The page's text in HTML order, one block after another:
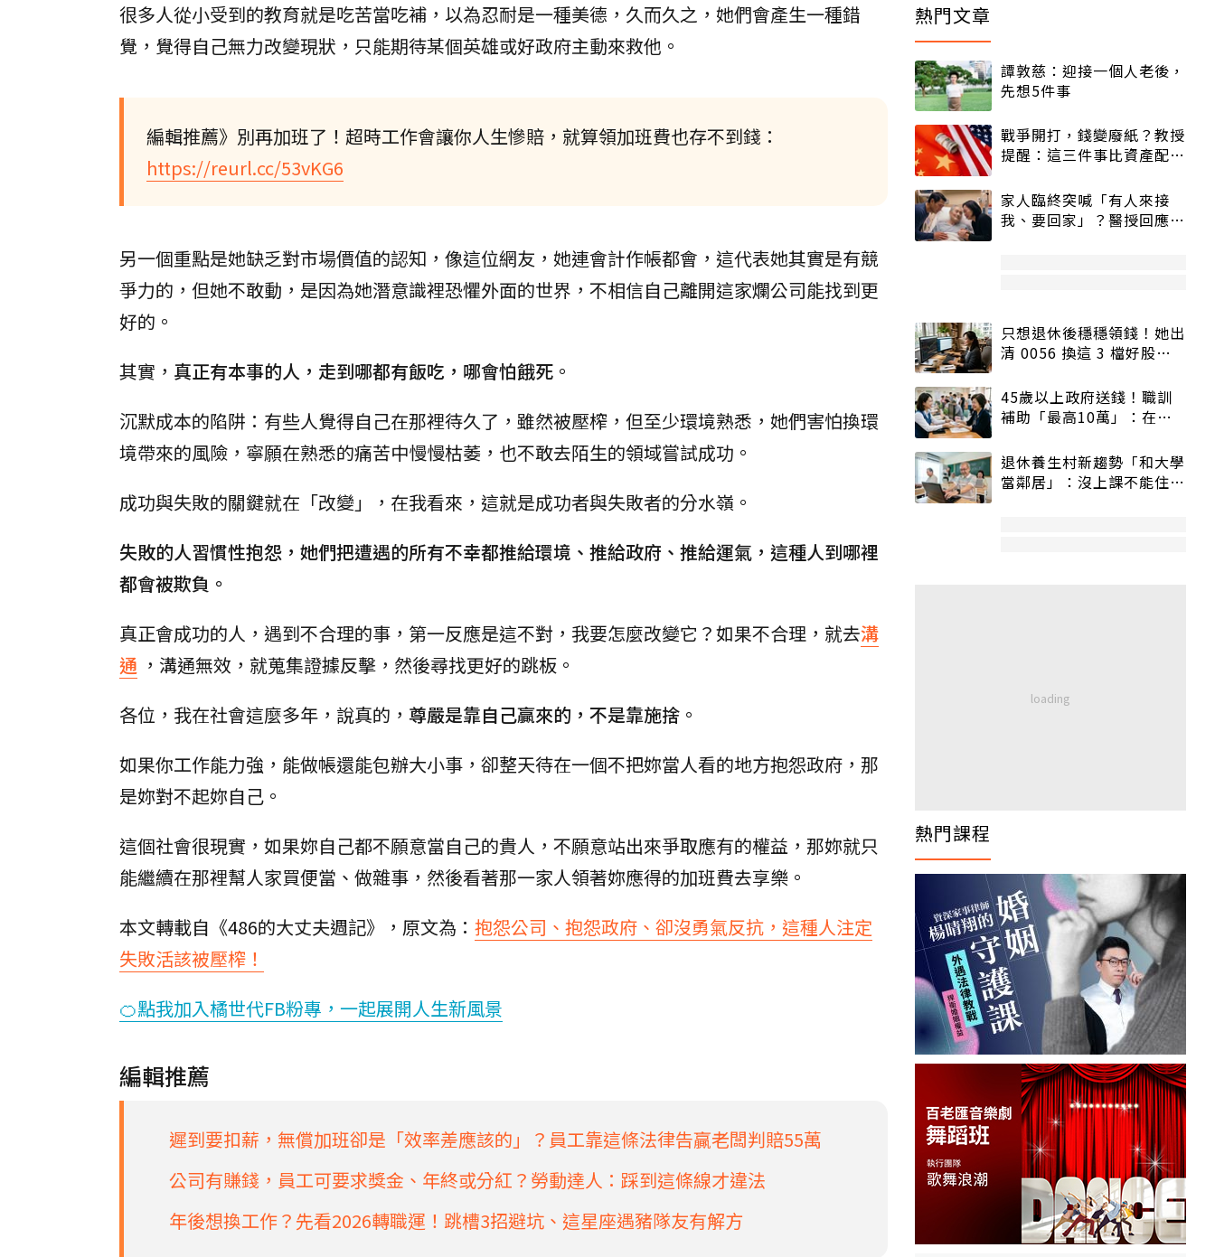
很多人從小受到的教育就是吃苦當吃補，以為忍耐是一種美德，久而久之，她們會產生一種錯
覺，覺得自己無力改變現狀，只能期待某個英雄或好政府主動來救他。
編輯推薦》別再加班了！超時工作會讓你人生慘賠，就算領加班費也存不到錢：
https://reurl.cc/53vKG6
另一個重點是她缺乏對市場價值的認知，像這位網友，她連會計作帳都會，這代表她其實是有競
爭力的，但她不敢動，是因為她潛意識裡恐懼外面的世界，不相信自己離開這家爛公司能找到更
好的。
其實， 真正有本事的人，走到哪都有飯吃，哪會怕餓死 。
沉默成本的陷阱：有些人覺得自己在那裡待久了，雖然被壓榨，但至少環境熟悉，她們害怕換環
境帶來的風險，寧願在熟悉的痛苦中慢慢枯萎，也不敢去陌生的領域嘗試成功。
成功與失敗的關鍵就在「改變」，在我看來，這就是成功者與失敗者的分水嶺。
失敗的人習慣性抱怨，她們把遭遇的所有不幸都推給環境、推給政府、推給運氣，這種人到哪裡
都會被欺負。
真正會成功的人，遇到不合理的事，第一反應是這不對，我要怎麼改變它？如果不合理，就去溝
通 ，溝通無效，就蒐集證據反擊，然後尋找更好的跳板。
各位，我在社會這麼多年，說真的， 尊嚴是靠自己贏來的，不是靠施捨 。
如果你工作能力強，能做帳還能包辦大小事，卻整天待在一個不把妳當人看的地方抱怨政府，那
是妳對不起妳自己。
這個社會很現實，如果妳自己都不願意當自己的貴人，不願意站出來爭取應有的權益，那妳就只
能繼續在那裡幫人家買便當、做雜事，然後看著那一家人領著妳應得的加班費去享樂。
本文轉載自《486的大丈夫週記》，原文為： 抱怨公司、抱怨政府、卻沒勇氣反抗，這種人注定
失敗活該被壓榨！
🍊點我加入橘世代FB粉專，一起展開人生新風景
編輯推薦
遲到要扣薪，無償加班卻是「效率差應該的」？員工靠這條法律告贏老闆判賠55萬
公司有賺錢，員工可要求獎金、年終或分紅？勞動達人：踩到這條線才違法
年後想換工作？先看2026轉職運！跳槽3招避坑、這星座遇豬隊友有解方
熱門文章
譚敦慈：迎接一個人老後，
先想5件事
戰爭開打，錢變廢紙？教授
提醒：這三件事比資產配置
家人臨終突喊「有人來接
我、要回家」？醫授回應方
只想退休後穩穩領錢！她出
清 0056 換這 3 檔好股：
45歲以上政府送錢！職訓
補助「最高10萬」：在
退休養生村新趨勢「和大學
當鄰居」：沒上課不能住、
熱門課程